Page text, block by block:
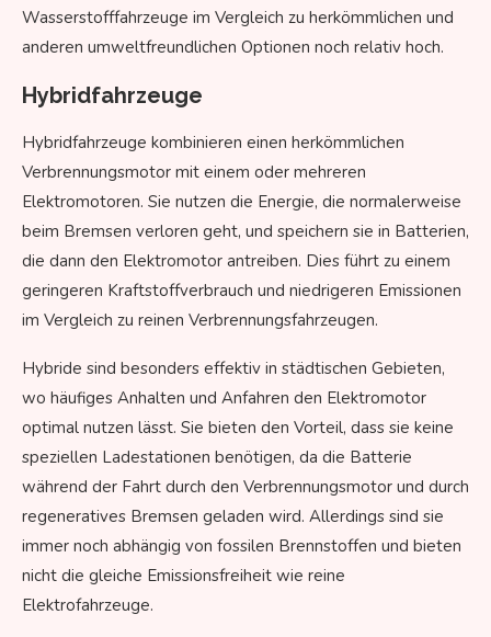
Wasserstofffahrzeuge im Vergleich zu herkömmlichen und
anderen umweltfreundlichen Optionen noch relativ hoch.
Hybridfahrzeuge
Hybridfahrzeuge kombinieren einen herkömmlichen
Verbrennungsmotor mit einem oder mehreren
Elektromotoren. Sie nutzen die Energie, die normalerweise
beim Bremsen verloren geht, und speichern sie in Batterien,
die dann den Elektromotor antreiben. Dies führt zu einem
geringeren Kraftstoffverbrauch und niedrigeren Emissionen
im Vergleich zu reinen Verbrennungsfahrzeugen.
Hybride sind besonders effektiv in städtischen Gebieten,
wo häufiges Anhalten und Anfahren den Elektromotor
optimal nutzen lässt. Sie bieten den Vorteil, dass sie keine
speziellen Ladestationen benötigen, da die Batterie
während der Fahrt durch den Verbrennungsmotor und durch
regeneratives Bremsen geladen wird. Allerdings sind sie
immer noch abhängig von fossilen Brennstoffen und bieten
nicht die gleiche Emissionsfreiheit wie reine
Elektrofahrzeuge.